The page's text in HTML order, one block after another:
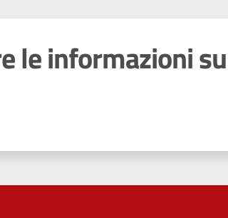
le informazioni
5 stelle